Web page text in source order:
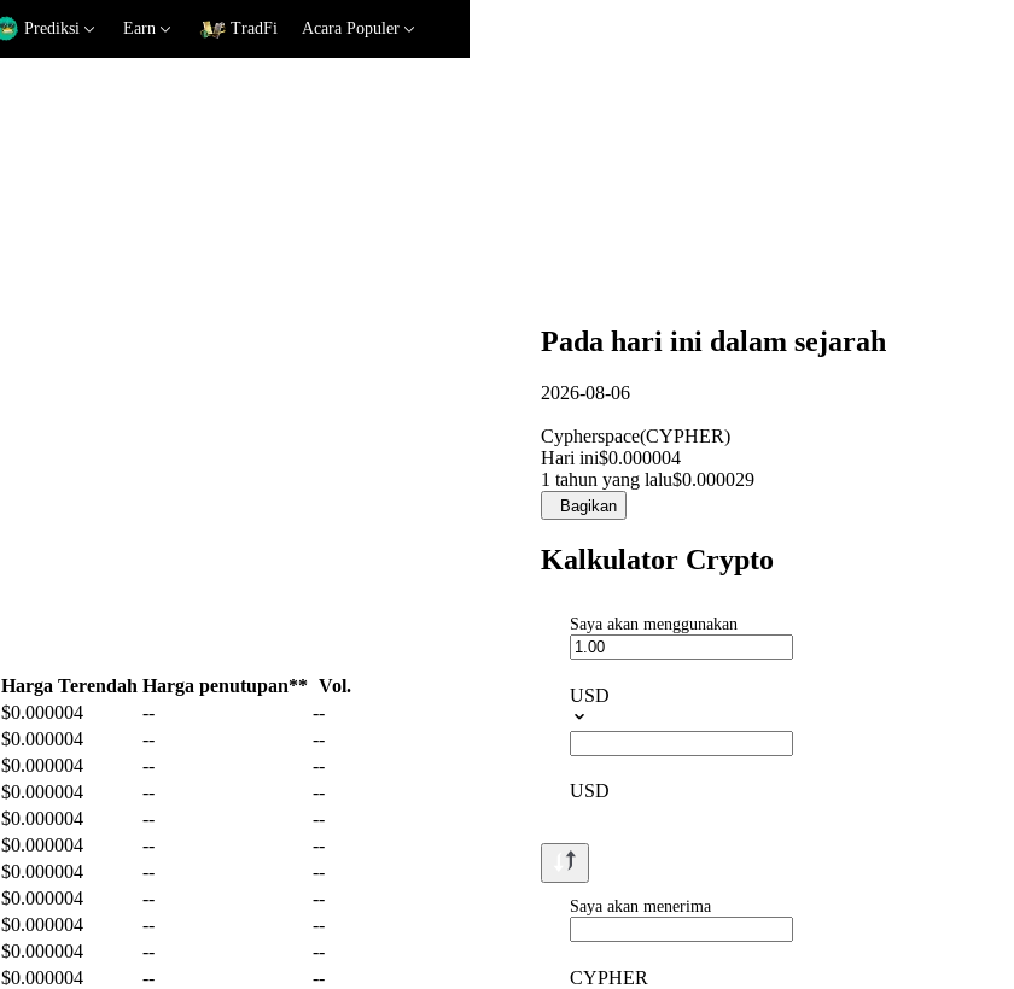
Prediksi Earn TradFi Acara Populer
Harga Terendah Harga penutupan** Vol.
$0.000004 --
--
$0.000004 --
--
$0.000004 --
--
$0.000004 --
--
$0.000004 --
--
$0.000004 --
--
$0.000004 --
--
$0.000004 --
--
$0.000004 --
--
$0.000004 --
--
$0.000004 --
--
Pada hari ini dalam sejarah
2026-08-06
Cypherspace(CYPHER)
Hari ini$0.000004
1 tahun yang lalu$0.000029
Bagikan
Kalkulator Crypto
Saya akan menggunakan
USD
USD
Saya akan menerima
CYPHER